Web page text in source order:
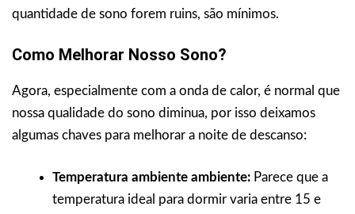
quantidade de sono forem ruins, são mínimos.
Como Melhorar Nosso Sono?
Agora, especialmente com a onda de calor, é normal que
nossa qualidade do sono diminua, por isso deixamos
algumas chaves para melhorar a noite de descanso:
Temperatura ambiente ambiente: Parece que a
temperatura ideal para dormir varia entre 15 e